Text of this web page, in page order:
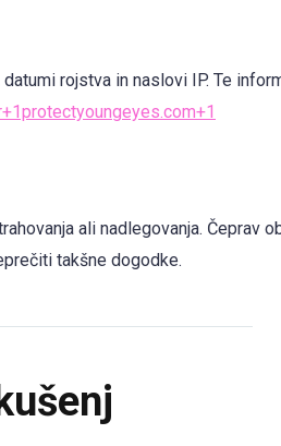
rojstva in naslovi IP. Te
ali nadlegovanja. Čeprav
takšne dogodke.